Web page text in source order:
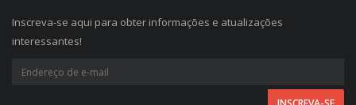
Inscreva-se aqui para obter informações e atualizações
interessantes!